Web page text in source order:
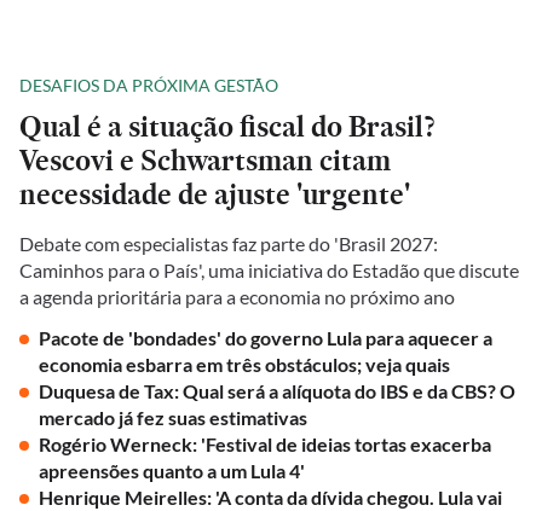
DESAFIOS DA PRÓXIMA GESTÃO
Qual é a situação fiscal do Brasil?
Vescovi e Schwartsman citam
necessidade de ajuste 'urgente'
Debate com especialistas faz parte do 'Brasil 2027:
Caminhos para o País', uma iniciativa do Estadão que discute
a agenda prioritária para a economia no próximo ano
Pacote de 'bondades' do governo Lula para aquecer a
economia esbarra em três obstáculos; veja quais
Duquesa de Tax: Qual será a alíquota do IBS e da CBS? O
mercado já fez suas estimativas
Rogério Werneck: 'Festival de ideias tortas exacerba
apreensões quanto a um Lula 4'
Henrique Meirelles: 'A conta da dívida chegou. Lula vai